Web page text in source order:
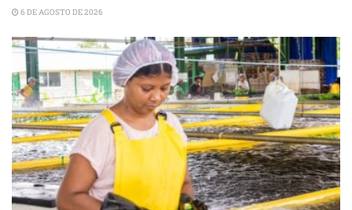
6 DE AGOSTO DE 2026